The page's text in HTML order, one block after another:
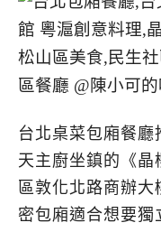
台北桌菜包廂餐
天主廚坐鎮的《晶
區敦化北路商辦
密包廂適合想要